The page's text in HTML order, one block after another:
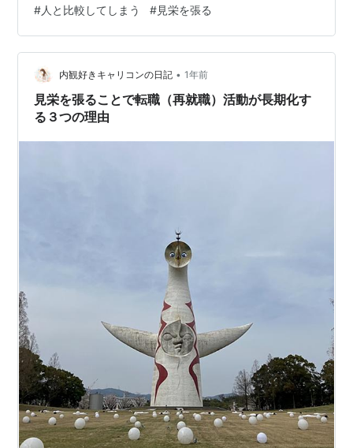
ちんと計画しないと！ 以前の私はこのような理由のみで
行動していた時もありましたが、
trip200.hatenablog.com 今は違います！(#^^#) ✅どれだ
け稼いで…
#人と比較してしまう #見栄を張る
内観好きキャリコンの日記 • 1年前
見栄を張ることで転職（再就職）活動が長期化す
る３つの理由